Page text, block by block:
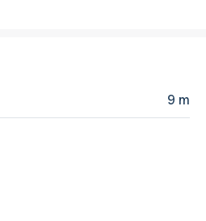
9 m